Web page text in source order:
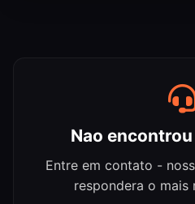
Nao
Entre em contato -
respondera o mais